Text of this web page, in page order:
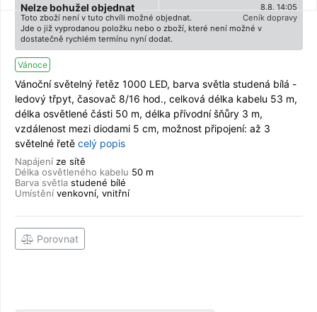
8.8. 14:05
Nelze bohužel objednat
Ceník dopravy
Toto zboží není v tuto chvíli možné objednat.
Jde o již vyprodanou položku nebo o zboží, které není možné v
dostatečně rychlém termínu nyní dodat.
Vánoce
Vánoční světelný řetěz 1000 LED, barva světla studená bílá -
ledový třpyt, časovač 8/16 hod., celková délka kabelu 53 m,
délka osvětlené části 50 m, délka přívodní šňůry 3 m,
vzdálenost mezi diodami 5 cm, možnost připojení: až 3
světelné řetě celý popis
Napájení ze sítě
Délka osvětleného kabelu 50 m
Barva světla studené bílé
Umístění venkovní, vnitřní
Porovnat